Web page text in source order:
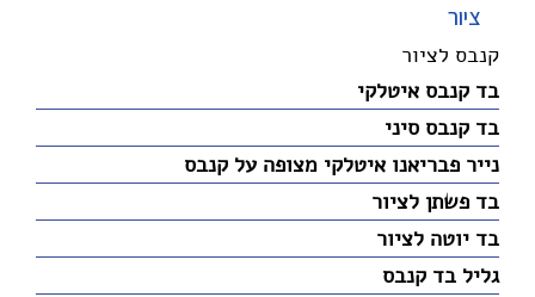
ציור
קנבס לציור
בד קנבס איטלקי
בד קנבס סיני
נייר פבריאנו איטלקי מצופה על קנבס
בד פשתן לציור
בד יוטה לציור
גליל בד קנבס